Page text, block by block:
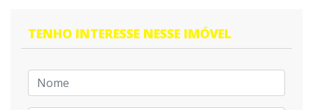
TENHO INTERESSE NESSE IMÓVEL